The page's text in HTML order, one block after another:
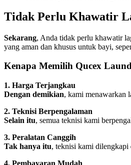
Tidak Perlu Khawatir
Sekarang, Anda tidak perlu khawatir
yang aman dan khusus untuk bayi,
Kenapa Memilih Qucex
1. Harga Terjangkau
Dengan demikian, kami menawarkan
2. Teknisi Berpengalaman
Selain itu, semua teknisi kami
3. Peralatan Canggih
Tak hanya itu, teknisi kami dilengkapi
4. Pembayaran Mudah